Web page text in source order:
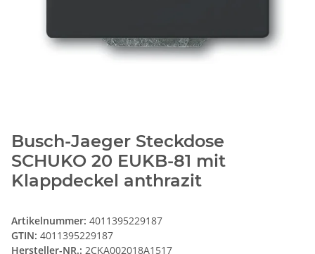
Busch-Jaeger Steckdose
SCHUKO 20 EUKB-81 mit
Klappdeckel anthrazit
Artikelnummer: 4011395229187
GTIN: 4011395229187
Hersteller-NR.: 2CKA002018A1517